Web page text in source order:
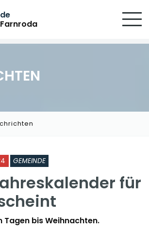
GEMEINDE
für
Tagen bis Weihnachten.